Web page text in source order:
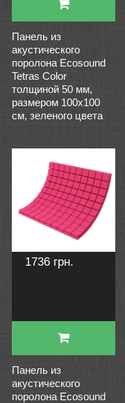
Панель из
акустического
поролона Ecosound
Tetras Color
толщиной 50 мм,
размером 100х100
см, зеленого цвета
1736 грн.
Панель из
акустического
поролона Ecosound